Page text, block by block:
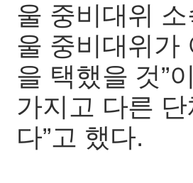
울 중비대위
울 중비대위가
을 택했을 것”
가지고 다른
다”고 했다.